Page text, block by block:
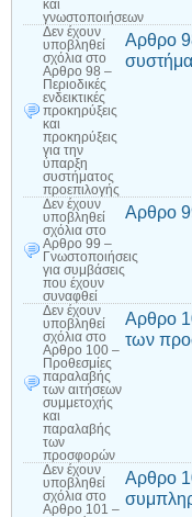
και
γνωστοποιήσεων
Δεν έχουν
υποβληθεί
σχόλια στο
Αρθρο 98 –
Περιοδικές
ενδεικτικές
προκηρύξεις
και
προκηρύξεις
για την
ύπαρξη
συστήματος
προεπιλογής
Αρθρο
Δεν έχουν
υποβληθεί
σχόλια στο
Αρθρο 99 –
Γνωστοποιήσεις
για συμβάσεις
που έχουν
συναφθεί
Αρθρο
Δεν έχουν
υποβληθεί
σχόλια στο
Αρθρο 100 –
Προθεσμίες
παραλαβής
των αιτήσεων
συμμετοχής
και
παραλαβής
των
προσφορών
Αρθρο
των
Δεν έχουν
υποβληθεί
σχόλια στο
Αρθρο 101 –
Αρθρο